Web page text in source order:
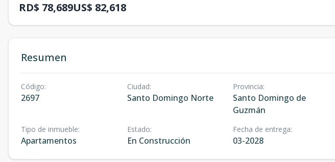
RD$ 78,689US$ 82,618
Resumen
Código:
2697
Ciudad:
Santo Domingo Norte
Provincia:
Santo Domingo de
Guzmán
Tipo de inmueble:
Apartamentos
Estado:
En Construcción
Fecha de entrega:
03-2028